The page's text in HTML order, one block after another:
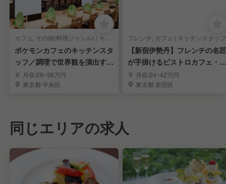
カフェ, その他(料理ジャンル) | キッチンスタッフ
ポケモンカフェのキッチンスタ
ッフ／調理で世界観を演出する
お仕事
月収/28~38万円
東京都 中央区
フレンチ, カフェ | キッチンスタッフ
【新宿伊勢丹】フレンチの名匠
が手掛けるビストロカフェ・キ
ッチン社員
月収/24~42万円
東京都 新宿区
同じエリアの求人